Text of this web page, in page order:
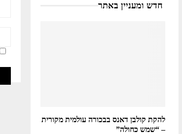
חדש ומעניין באתר
להקת קולבן דאנס בבכורה עולמית מקורית
– “שמש כחולה”